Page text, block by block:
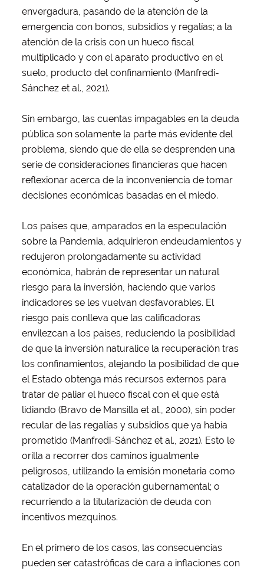
envergadura, pasando de la atención de la
emergencia con bonos, subsidios y regalías; a la
atención de la crisis con un hueco fiscal
multiplicado y con el aparato productivo en el
suelo, producto del confinamiento (Manfredi-
Sánchez et al., 2021).
Sin embargo, las cuentas impagables en la deuda
pública son solamente la parte más evidente del
problema, siendo que de ella se desprenden una
serie de consideraciones financieras que hacen
reflexionar acerca de la inconveniencia de tomar
decisiones económicas basadas en el miedo.
Los países que, amparados en la especulación
sobre la Pandemia, adquirieron endeudamientos y
redujeron prolongadamente su actividad
económica, habrán de representar un natural
riesgo para la inversión, haciendo que varios
indicadores se les vuelvan desfavorables. El
riesgo país conlleva que las calificadoras
envilezcan a los países, reduciendo la posibilidad
de que la inversión naturalice la recuperación tras
los confinamientos, alejando la posibilidad de que
el Estado obtenga más recursos externos para
tratar de paliar el hueco fiscal con el que está
lidiando (Bravo de Mansilla et al., 2000), sin poder
recular de las regalías y subsidios que ya había
prometido (Manfredi-Sánchez et al., 2021). Esto le
orilla a recorrer dos caminos igualmente
peligrosos, utilizando la emisión monetaria como
catalizador de la operación gubernamental; o
recurriendo a la titularización de deuda con
incentivos mezquinos.
En el primero de los casos, las consecuencias
pueden ser catastróficas de cara a inflaciones con